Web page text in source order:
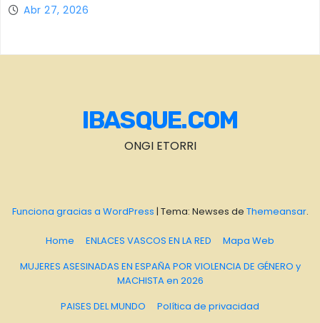
Abr 27, 2026
IBASQUE.COM
ONGI ETORRI
Funciona gracias a WordPress | Tema: Newses de Themeansar.
Home ENLACES VASCOS EN LA RED
Mapa Web
MUJERES ASESINADAS EN ESPAÑA POR VIOLENCIA DE GÉNERO y
MACHISTA en 2026
PAISES DEL MUNDO
Política de privacidad